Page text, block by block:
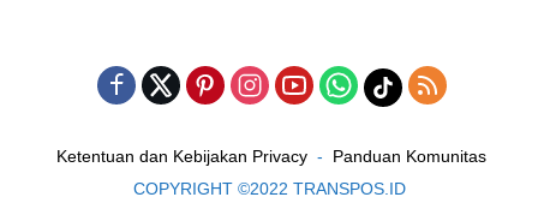
Ketentuan dan Kebijakan Privacy
Panduan Komunitas
COPYRIGHT ©2022 TRANSPOS.ID